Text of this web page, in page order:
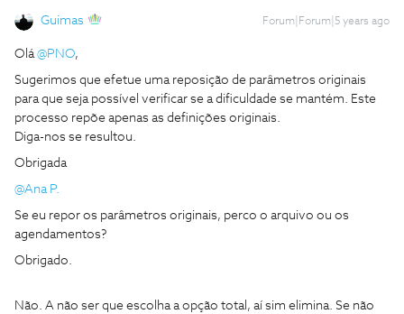
Guimas Forum|Forum|5 years ago
Olá @PNO,
Sugerimos que efetue uma reposição de parâmetros originais
para que seja possível verificar se a dificuldade se mantém. Este
processo repõe apenas as definições originais.
Diga-nos se resultou.
Obrigada
@Ana P.
Se eu repor os parâmetros originais, perco o arquivo ou os
agendamentos?
Obrigado.
Não. A não ser que escolha a opção total, aí sim elimina. Se não